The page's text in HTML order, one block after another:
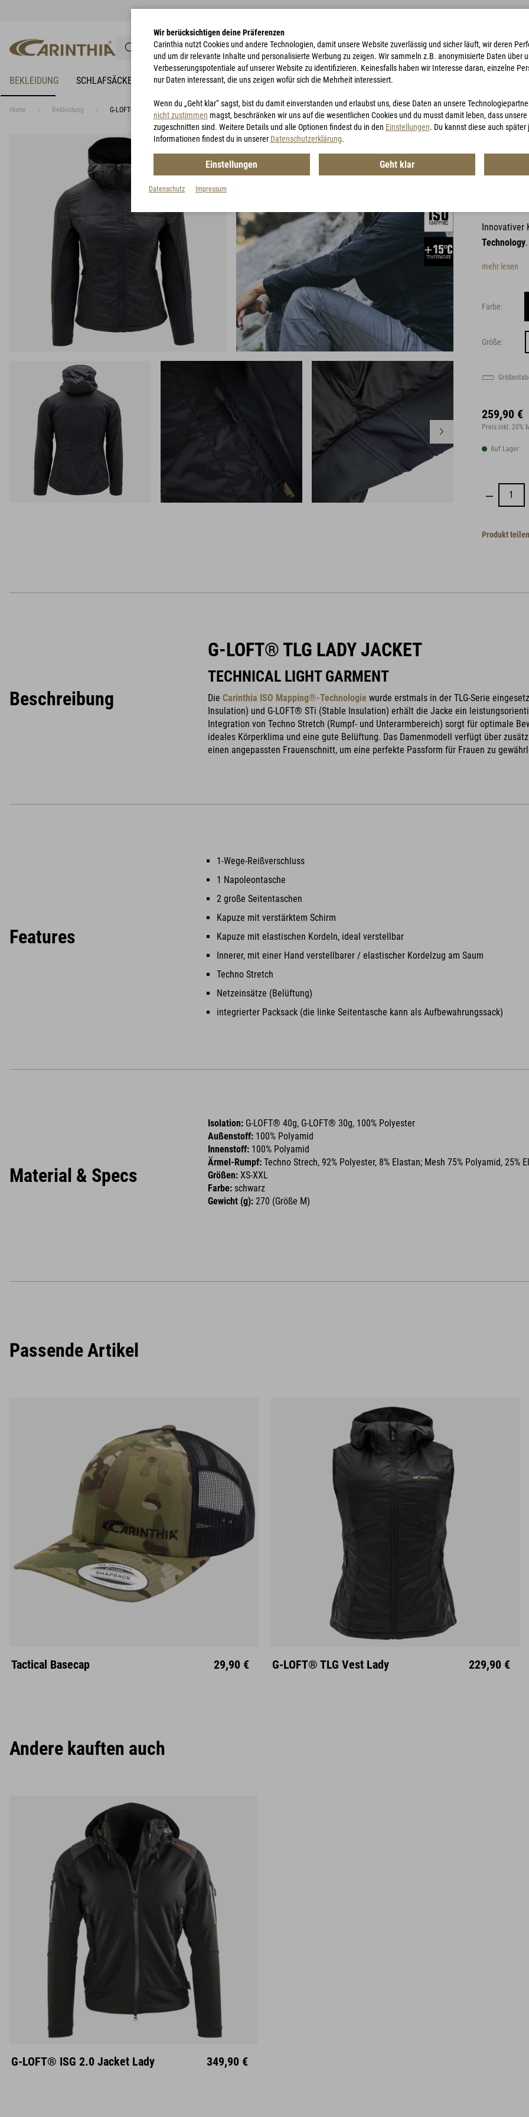
BEKLEIDUNG SCHLAFSÄCKE NÄSSESCHUTZ BIWAKZELTE ACCESSORIES JAGD
Home Bekleidung G-LOFT® TLG Jacket Lady
G-
Innovativer
Technology.
mehr lesen
Farbe:
Größe:
259,90 €
Preis inkl. 20%
Auf Lager
Produkt teilen
Beschreibung
G-LOFT® TLG LADY JACKET
TECHNICAL LIGHT GARMENT
Die Carinthia ISO Mapping®-Technologie wurde erstmals in der TLG-Serie
Insulation) und G-LOFT® STi (Stable Insulation) erhält die Jacke ein
Integration von Techno Stretch (Rumpf- und Unterarmbereich) sorgt für optimale
ideales Körperklima und eine gute Belüftung. Das Damenmodell verfügt über
einen angepassten Frauenschnitt, um eine perfekte Passform für Frauen zu
Features
1-Wege-Reißverschluss
1 Napoleontasche
2 große Seitentaschen
Kapuze mit verstärktem Schirm
Kapuze mit elastischen Kordeln, ideal verstellbar
Innerer, mit einer Hand verstellbarer / elastischer Kordelzug am Saum
Techno Stretch
Netzeinsätze (Belüftung)
integrierter Packsack (die linke Seitentasche kann als Aufbewahrungssack)
Material & Specs
Isolation: G-LOFT® 40g, G-LOFT® 30g, 100% Polyester
Außenstoff: 100% Polyamid
Innenstoff: 100% Polyamid
Ärmel-Rumpf: Techno Strech, 92% Polyester, 8% Elastan; Mesh 75% Polyamid, 25%
Größen: XS-XXL
Farbe: schwarz
Gewicht (g): 270 (Größe M)
Passende Artikel
Unisize
Tactical Basecap 29,90 € XS S M XXL
G-LOFT® TLG Vest Lady 229,90 €
Andere kauften auch
XS S M
G-LOFT® ISG 2.0 Jacket Lady 349,90 €
Wir berücksichtigen deine Präferenzen
Carinthia nutzt Cookies und andere Technologien, damit unsere Website zuverlässig und sicher läuft, wir deren
und um dir relevante Inhalte und personalisierte Werbung zu zeigen. Wir sammeln z.B. anonymisierte Daten über
Verbesserungspotentiale auf unserer Website zu identifizieren. Keinesfalls haben wir Interesse daran, einzelne
nur Daten interessant, die uns zeigen wofür sich die Mehrheit interessiert.
Wenn du „Geht klar“ sagst, bist du damit einverstanden und erlaubst uns, diese Daten an unsere
nicht zustimmen magst, beschränken wir uns auf die wesentlichen Cookies und du musst damit leben, dass
zugeschnitten sind. Weitere Details und alle Optionen findest du in den Einstellungen. Du kannst diese auch
Informationen findest du in unserer Datenschutzerklärung.
Einstellungen Geht klar
Datenschutz Impressum